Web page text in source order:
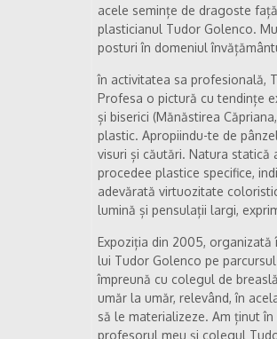
acele semințe de dragoste
plasticianul Tudor Golenco.
posturi în domeniul
în activitatea sa profesională,
Profesa o pictură cu tendințe
și biserici (Mănăstirea
plastic. Apropiindu-te de
visuri și căutări. Natura
procedee plastice specifice,
adevărată virtuozitate
lumină și pensulații largi,
Expoziția din 2005,
lui Tudor Golenco pe
împreună cu colegul de
umăr la umăr, relevând, în
să le materializeze. Am ținut
profesorul meu și colegul